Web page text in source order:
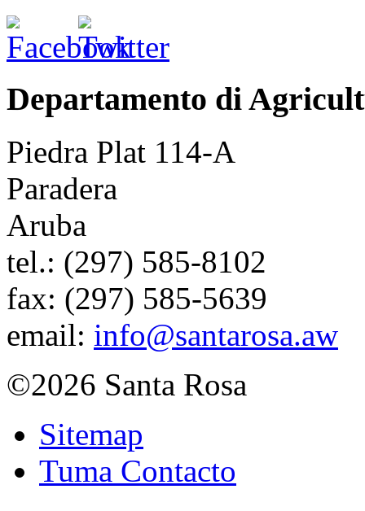
Departamento di
Piedra Plat 114-A
Paradera
Aruba
tel.: (297) 585-8102
fax: (297) 585-5639
email: info@santarosa.aw
©2026 Santa Rosa
Sitemap
Tuma Contacto